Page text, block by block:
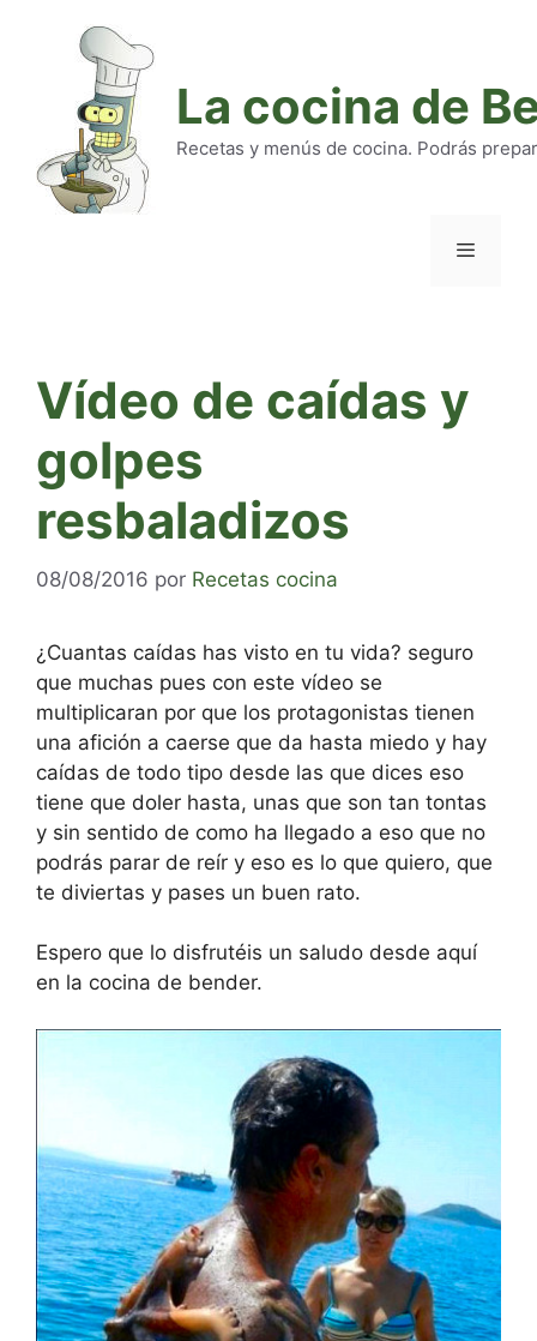
La cocina de
Recetas y menús de cocina. Podrás
Vídeo de caídas y
golpes
resbaladizos
08/08/2016 por Recetas cocina
¿Cuantas caídas has visto en tu vida? seguro
que muchas pues con este vídeo se
multiplicaran por que los protagonistas tienen
una afición a caerse que da hasta miedo y hay
caídas de todo tipo desde las que dices eso
tiene que doler hasta, unas que son tan tontas
y sin sentido de como ha llegado a eso que no
podrás parar de reír y eso es lo que quiero, que
te diviertas y pases un buen rato.
Espero que lo disfrutéis un saludo desde aquí
en la cocina de bender.